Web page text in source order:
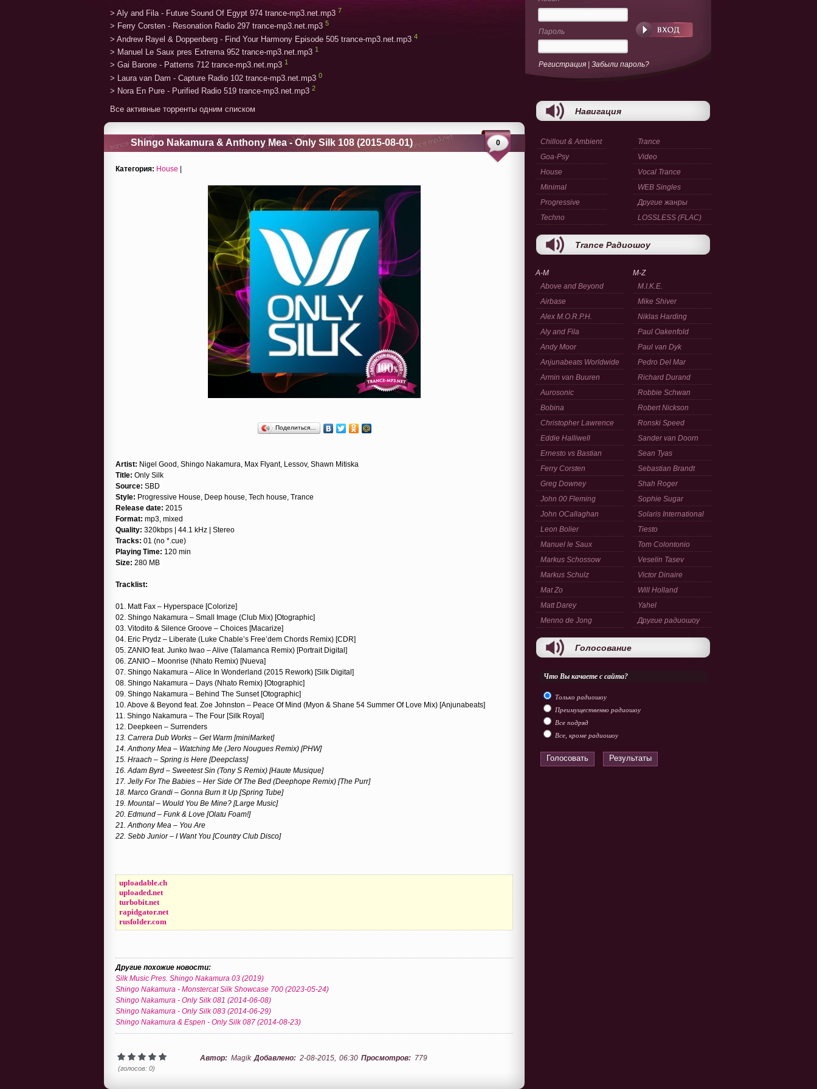
> Aly and Fila - Future Sound Of Egypt 974 trance-mp3.net.mp3 7
> Ferry Corsten - Resonation Radio 297 trance-mp3.net.mp3 5
> Andrew Rayel & Doppenberg - Find Your Harmony Episode 505 trance-mp3.net.mp3 4
> Manuel Le Saux pres Extrema 952 trance-mp3.net.mp3 1
> Gai Barone - Patterns 712 trance-mp3.net.mp3 1
> Laura van Dam - Capture Radio 102 trance-mp3.net.mp3 0
> Nora En Pure - Purified Radio 519 trance-mp3.net.mp3 2
Все активные торренты одним списком
Shingo Nakamura & Anthony Mea - Only Silk 108 (2015-08-01) 0
Категория: House |
Поделиться…
Artist: Nigel Good, Shingo Nakamura, Max Flyant, Lessov, Shawn Mitiska
Title: Only Silk
Source: SBD
Style: Progressive House, Deep house, Tech house, Trance
Release date: 2015
Format: mp3, mixed
Quality: 320kbps | 44.1 kHz | Stereo
Tracks: 01 (no *.cue)
Playing Time: 120 min
Size: 280 MB
Tracklist:
01. Matt Fax – Hyperspace [Colorize]
02. Shingo Nakamura – Small Image (Club Mix) [Otographic]
03. Vitodito & Silence Groove – Choices [Macarize]
04. Eric Prydz – Liberate (Luke Chable’s Free’dem Chords Remix) [CDR]
05. ZANIO feat. Junko Iwao – Alive (Talamanca Remix) [Portrait Digital]
06. ZANIO – Moonrise (Nhato Remix) [Nueva]
07. Shingo Nakamura – Alice In Wonderland (2015 Rework) [Silk Digital]
08. Shingo Nakamura – Days (Nhato Remix) [Otographic]
09. Shingo Nakamura – Behind The Sunset [Otographic]
10. Above & Beyond feat. Zoe Johnston – Peace Of Mind (Myon & Shane 54 Summer Of Love Mix) [Anjunabeats]
11. Shingo Nakamura – The Four [Silk Royal]
12. Deepkeen – Surrenders
13. Carrera Dub Works – Get Warm [miniMarket]
14. Anthony Mea – Watching Me (Jero Nougues Remix) [PHW]
15. Hraach – Spring is Here [Deepclass]
16. Adam Byrd – Sweetest Sin (Tony S Remix) [Haute Musique]
17. Jelly For The Babies – Her Side Of The Bed (Deephope Remix) [The Purr]
18. Marco Grandi – Gonna Burn It Up [Spring Tube]
19. Mountal – Would You Be Mine? [Large Music]
20. Edmund – Funk & Love [Olatu Foam!]
21. Anthony Mea – You Are
22. Sebb Junior – I Want You [Country Club Disco]
uploadable.ch
uploaded.net
turbobit.net
rapidgator.net
rusfolder.com
Другие похожие новости:
Silk Music Pres. Shingo Nakamura 03 (2019)
Shingo Nakamura - Monstercat Silk Showcase 700 (2023-05-24)
Shingo Nakamura - Only Silk 081 (2014-06-08)
Shingo Nakamura - Only Silk 083 (2014-06-29)
Shingo Nakamura & Espen - Only Silk 087 (2014-08-23)
(голосов: 0)
Автор: Magik Добавлено: 2-08-2015, 06:30 Просмотров: 779
Пароль
Регистрация Забыли пароль?
Навигация
Chillout & Ambient
Goa-Psy
House
Minimal
Progressive
Techno
Trance
Video
Vocal Trance
WEB Singles
Другие жанры
LOSSLESS (FLAC)
Trance Радиошоу
A-M
Above and Beyond
Airbase
Alex M.O.R.P.H.
Aly and Fila
Andy Moor
Anjunabeats Worldwide
Armin van Buuren
Aurosonic
Bobina
Christopher Lawrence
Eddie Halliwell
Ernesto vs Bastian
Ferry Corsten
Greg Downey
John 00 Fleming
John OCallaghan
Leon Bolier
Manuel le Saux
Markus Schossow
Markus Schulz
Mat Zo
Matt Darey
Menno de Jong
M-Z
M.I.K.E.
Mike Shiver
Niklas Harding
Paul Oakenfold
Paul van Dyk
Pedro Del Mar
Richard Durand
Robbie Schwan
Robert Nickson
Ronski Speed
Sander van Doorn
Sean Tyas
Sebastian Brandt
Shah Roger
Sophie Sugar
Solaris International
Tiesto
Tom Colontonio
Veselin Tasev
Victor Dinaire
Will Holland
Yahel
Другие радиошоу
Голосование
Что Вы качаете с сайта?
Только радиошоу
Преимущественно радиошоу
Все подряд
Все, кроме радиошоу
Голосовать Результаты